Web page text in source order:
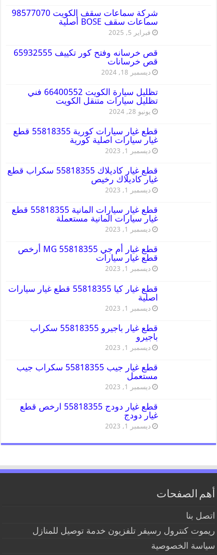
شركة سماعات سقف الكويت 98577070
سماعات سقف BOSE أصلية
فبراير 5, 2025
قص خرسانه وفتح كور تكييف 65932555
قص خرسانات
ديسمبر 18, 2024
تظليل سيارة الكويت 66400552 فني
تظليل سيارات متنقل الكويت
يونيو 28, 2024
قطع غيار سيارات كورية 55818355 قطع
غيار سيارات اصلية كورية
ديسمبر 1, 2023
قطع غيار كاديلاك 55818355 سكراب قطع
غيار كاديلاك رخيص
ديسمبر 1, 2023
قطع غيار سيارات المانية 55818355 قطع
غيار سيارات المانية مستعملة
ديسمبر 1, 2023
قطع غيار أم جي MG 55818355 أرخص
قطع غيار سيارات
ديسمبر 1, 2023
قطع غيار كيا 55818355 قطع غيار سيارات
اصلية
ديسمبر 1, 2023
قطع غيار باجيرو 55818355 سكراب
باجيرو
ديسمبر 1, 2023
قطع غيار جيب 55818355 سكراب جيب
مستعمل
ديسمبر 1, 2023
قطع غيار دودج 55818355 ارخص قطع
غيار دودج
ديسمبر 1, 2023
أهم الصفحات
اتصل بنا
ريموت كنترول رسيفر تلفزيون خدمة توصيل للمنازل
سياسة الخصوصية